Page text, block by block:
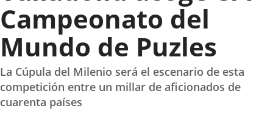
Campeonato del
Mundo de Puzles
La Cúpula del Milenio será el escenario de esta
competición entre un millar de aficionados de
cuarenta países